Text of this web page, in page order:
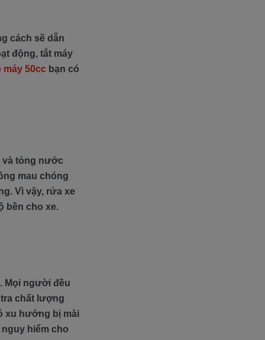
cách sẽ dẫn
động, tắt máy
máy 50cc bạn có
và tỏng nước
mau chóng
Vì vậy, rửa xe
bền cho xe.
Mọi người đều
chất lượng
xu hướng bị mài
hiểm cho